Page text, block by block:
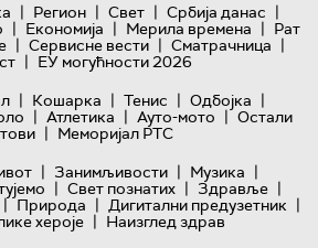
| Регион | Свет | Србија данас |
| Економија | Мерила времена | Рат
| Сервисне вести | Сматрачница |
| ЕУ могућности 2026
| Кошарка | Тенис | Одбојка |
| Атлетика | Ауто-мото | Остали
| Меморијал РТС
| Занимљивости | Музика |
| Свет познатих | Здравље |
| Природа | Дигитални предузетник |
хероје | Наизглед здрав